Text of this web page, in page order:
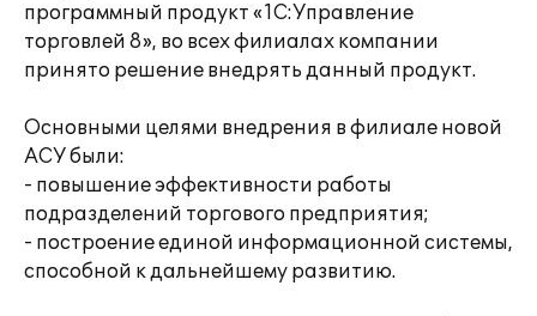
программный продукт «1С:Управление
торговлей 8», во всех филиалах компании
принято решение внедрять данный продукт.
Основными целями внедрения в филиале новой
АСУ были:
- повышение эффективности работы
подразделений торгового предприятия;
- построение единой информационной системы,
способной к дальнейшему развитию.